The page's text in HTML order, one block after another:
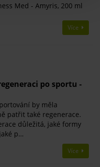
Med - Amyris, 200 ml
Více
po sportu -
by měla
patřit také regenerace.
důležitá, jaké formy
p…
Více